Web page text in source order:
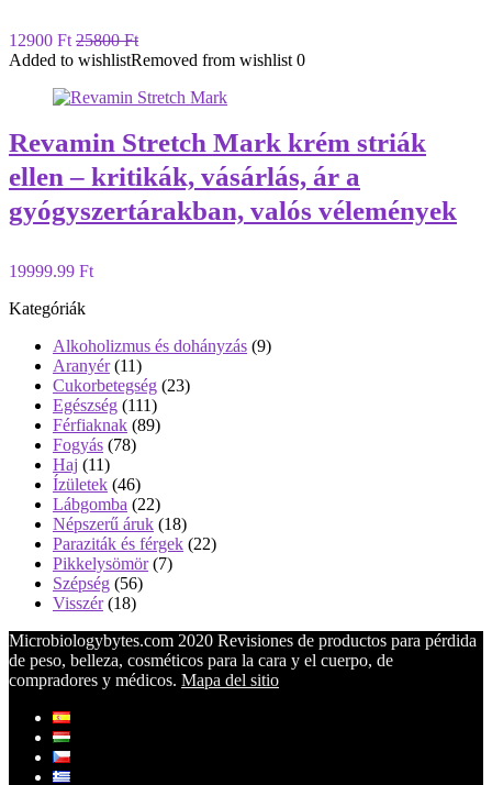
12900 Ft 25800 Ft
Added to wishlistRemoved from wishlist 0
Revamin Stretch Mark krém striák
ellen – kritikák, vásárlás, ár a
gyógyszertárakban, valós vélemények
19999.99 Ft
Kategóriák
Alkoholizmus és dohányzás (9)
Aranyér(11)
Cukorbetegség (23)
Egészség (111)
Férfiaknak (89)
Fogyás (78)
Haj (11)
Ízületek (46)
Lábgomba (22)
Népszerű áruk (18)
Paraziták és férgek (22)
Pikkelysömör(7)
Szépség (56)
Visszér(18)
Microbiologybytes.com 2020 Revisiones de productos para pérdida
de peso, belleza, cosméticos para la cara y el cuerpo, de
compradores y médicos. Mapa del sitio